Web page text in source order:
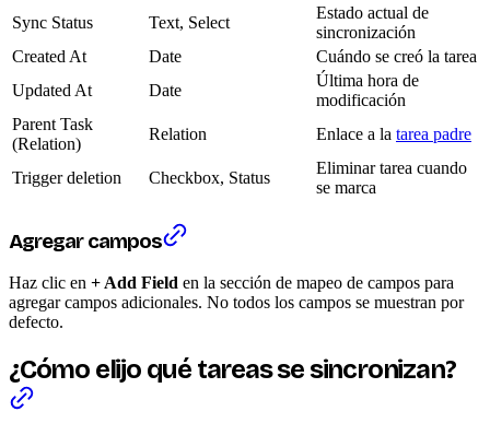
Sync Status Text, Select
Estado actual de
sincronización
Created At
Date
Cuándo se creó la tarea
Updated At
Date
Última hora de
modificación
Parent Task
(Relation)
Relation Enlace a la tarea padre
Trigger deletion Checkbox, Status
Eliminar tarea cuando
se marca
Agregar campos
Haz clic en + Add Field en la sección de mapeo de campos para
agregar campos adicionales. No todos los campos se muestran por
defecto.
¿Cómo elijo qué tareas se sincronizan?